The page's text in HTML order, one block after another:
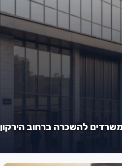
הירקון 5 בני ברק למבוקשים כל כך?